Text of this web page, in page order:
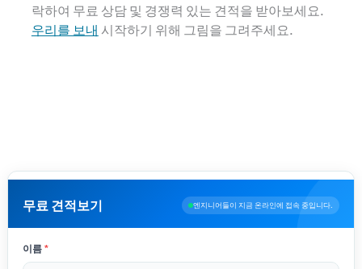
락하여 무료 상담 및 경쟁력 있는 견적을 받아보세요.
우리를 보내 시작하기 위해 그림을 그려주세요.
무료 견적보기 엔지니어들이 지금 온라인에 접속 중입니다.
이름 *